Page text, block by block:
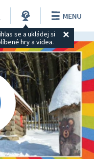
se a ukládej si
hry a videa.
MENU